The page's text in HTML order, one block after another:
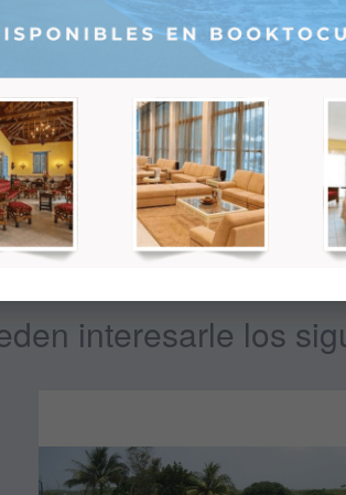
mas adelante se le mostrará el precio total
interesarle los